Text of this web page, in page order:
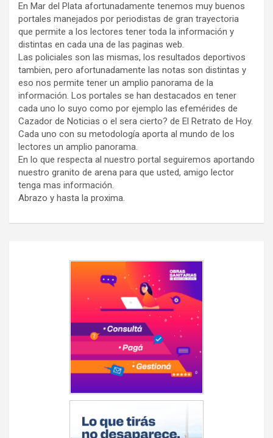
En Mar del Plata afortunadamente tenemos muy buenos
portales manejados por periodistas de gran trayectoria
que permite a los lectores tener toda la información y
distintas en cada una de las paginas web.
Las policiales son las mismas, los resultados deportivos
tambien, pero afortunadamente las notas son distintas y
eso nos permite tener un amplio panorama de la
información. Los portales se han destacados en tener
cada uno lo suyo como por ejemplo las efemérides de
Cazador de Noticias o el sera cierto? de El Retrato de Hoy.
Cada uno con su metodología aporta al mundo de los
lectores un amplio panorama.
En lo que respecta al nuestro portal seguiremos aportando
nuestro granito de arena para que usted, amigo lector
tenga mas información.
Abrazo y hasta la proxima.